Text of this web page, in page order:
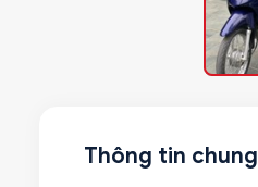
Thông tin chung